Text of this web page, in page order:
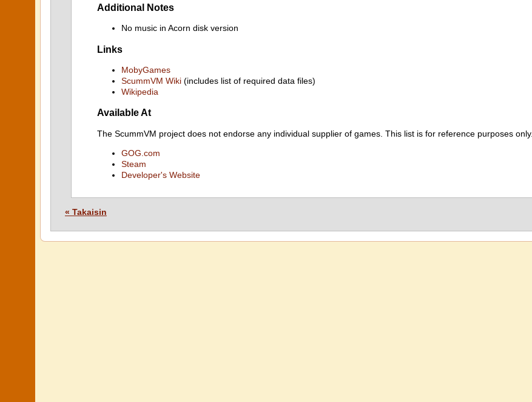
Additional Notes
No music in Acorn disk version
Links
MobyGames
ScummVM Wiki (includes list of required data files)
Wikipedia
Available At
The ScummVM project does not endorse any individual supplier of games. This list is for reference purposes only.
GOG.com
Steam
Developer's Website
« Takaisin